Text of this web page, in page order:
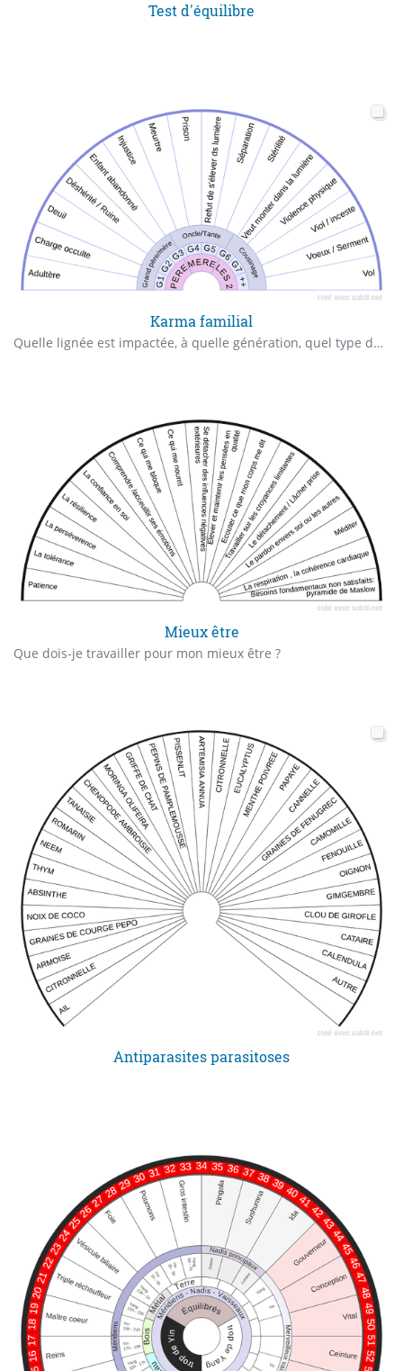
Test d'équilibre
Karma familial
Quelle lignée est impactée, à quelle génération, quel type de parenté et les raisons possibles du karma
Mieux être
Que dois-je travailler pour mon mieux être ?
Antiparasites parasitoses